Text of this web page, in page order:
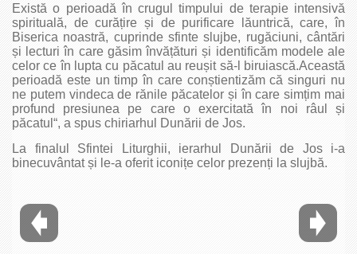
Există o perioadă în crugul timpului de terapie intensivă
spirituală, de curățire și de purificare lăuntrică, care, în
Biserica noastră, cuprinde sfinte slujbe, rugăciuni, cântări
și lecturi în care găsim învățături și identificăm modele ale
celor ce în lupta cu păcatul au reușit să-l biruiască.Această
perioadă este un timp în care conștientizăm că singuri nu
ne putem vindeca de rănile păcatelor și în care simțim mai
profund presiunea pe care o exercitată în noi râul și
păcatul“, a spus chiriarhul Dunării de Jos.
La finalul Sfintei Liturghii, ierarhul Dunării de Jos i-a
binecuvântat și le-a oferit iconițe celor prezenți la slujbă.